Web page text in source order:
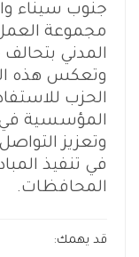
جنوب سيناء
مجموعة
المدني
وتعكس هذه
الحزب
المؤسسية في
وتعزيز
في تنفيذ
المحافظات.
قد يهمك: